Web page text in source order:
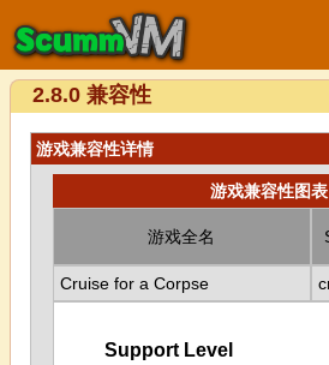
2.8.0 兼容性
游戏兼容性详情
游戏兼容性图表
游戏全名
Cruise for a Corpse
Support Level